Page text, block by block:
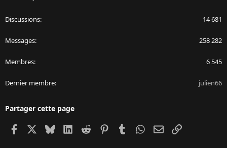
Discussions 14 681
Messages 258 282
Membres 6 545
Dernier membre julien66
Partager cette page
Facebook BlueskyLinkedIn
Reddit PinterestTumblr WhatsApp
EmailLien